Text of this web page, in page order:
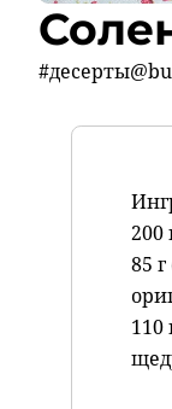
200
85
110